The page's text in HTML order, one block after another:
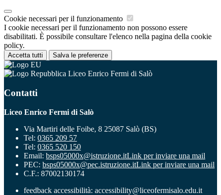
Cookie necessari per il funzionamento
I cookie necessari per il funzionamento non possono essere
disabilitati. È possibile consultare l'elenco nella pagina della cookie
policy.
Accetta tutti Salva le preferenze
Liceo Enrico Fermi di Salò
Contatti
Liceo Enrico Fermi di Salò
Via Martiri delle Foibe, 8 25087 Salò (BS)
Tel: 0365 209 57
Tel: 0365 520 150
Email: bsps05000x@istruzione.itLink per inviare una mail
PEC: bsps05000x@pec.istruzione.itLink per inviare una mail
C.F.: 87002130174
feedback accessibilità: accessibility@liceofermisalo.edu.it